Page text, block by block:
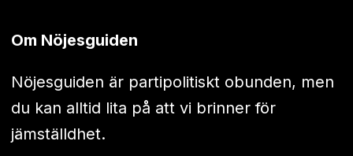
Om Nöjesguiden
Nöjesguiden är partipolitiskt obunden, men
du kan alltid lita på att vi brinner för
jämställdhet.